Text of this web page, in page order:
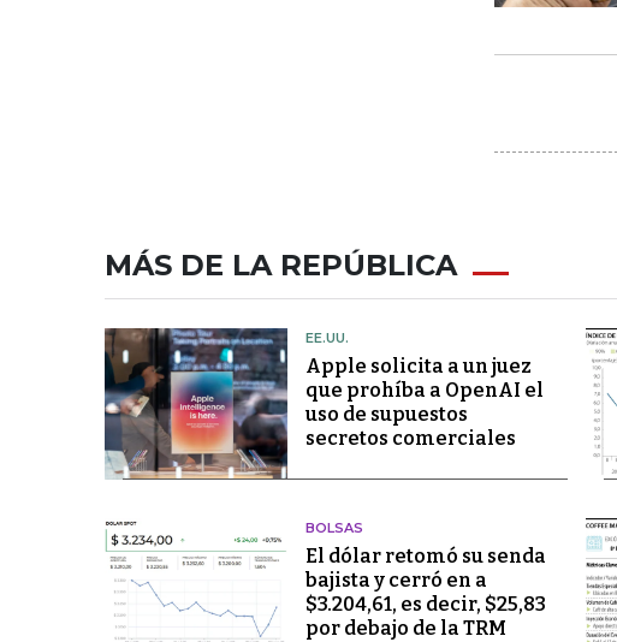
MÁS DE LA REPÚBLICA
EE.UU.
Apple solicita a un juez
que prohíba a OpenAI el
uso de supuestos
secretos comerciales
BOLSAS
El dólar retomó su senda
bajista y cerró en a
$3.204,61, es decir, $25,83
por debajo de la TRM